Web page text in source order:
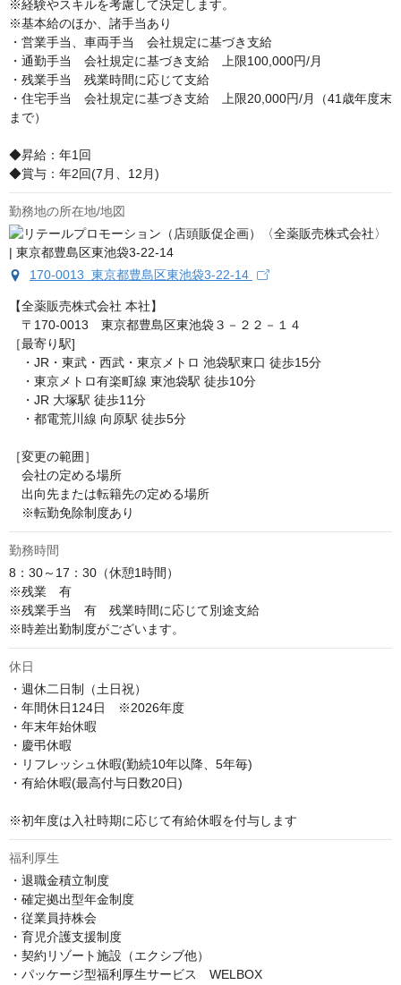
※経験やスキルを考慮して決定します。
※基本給のほか、諸手当あり
・営業手当、車両手当　会社規定に基づき支給
・通勤手当　会社規定に基づき支給　上限100,000円/月
・残業手当　残業時間に応じて支給
・住宅手当　会社規定に基づき支給　上限20,000円/月（41歳年度末
まで）
◆昇給：年1回
◆賞与：年2回(7月、12月)
勤務地の所在地/地図
170-0013 東京都豊島区東池袋3-22-14
【全薬販売株式会社 本社】
〒170-0013　東京都豊島区東池袋３－２２－１４
［最寄り駅]
・JR・東武・西武・東京メトロ 池袋駅東口 徒歩15分
・東京メトロ有楽町線 東池袋駅 徒歩10分
・JR 大塚駅 徒歩11分
・都電荒川線 向原駅 徒歩5分
［変更の範囲］
会社の定める場所
出向先または転籍先の定める場所
※転勤免除制度あり
勤務時間
8：30～17：30（休憩1時間）
※残業　有
※残業手当　有　残業時間に応じて別途支給
※時差出勤制度がございます。
休日
・週休二日制（土日祝）
・年間休日124日　※2026年度
・年末年始休暇
・慶弔休暇
・リフレッシュ休暇(勤続10年以降、5年毎)
・有給休暇(最高付与日数20日)
※初年度は入社時期に応じて有給休暇を付与します
福利厚生
・退職金積立制度
・確定拠出型年金制度
・従業員持株会
・育児介護支援制度
・契約リゾート施設（エクシブ他）
・パッケージ型福利厚生サービス　WELBOX